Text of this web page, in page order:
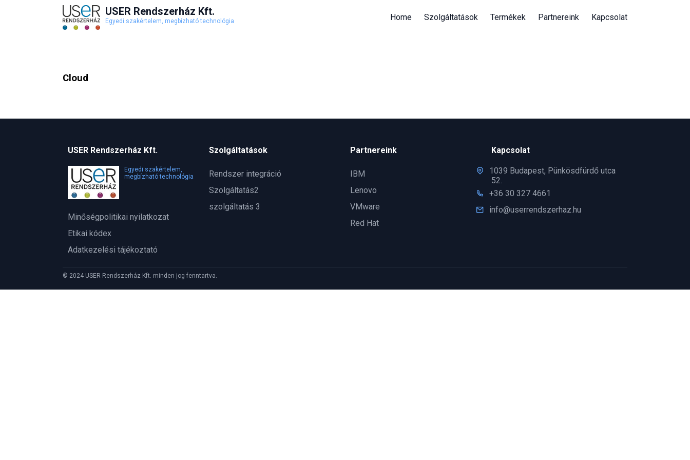
USER Rendszerház Kft.
Egyedi szakértelem, megbízható technológia Home Szolgáltatások Termékek Partnereink Kapcsolat
Cloud
USER Rendszerház Kft.
Egyedi szakértelem,
megbízható technológia
Minőségpolitikai nyilatkozat
Etikai kódex
Adatkezelési tájékoztató
Szolgáltatások
Rendszer integráció
Szolgáltatás2
szolgáltatás 3
Partnereink
IBM
Lenovo
VMware
Red Hat
Kapcsolat
1039 Budapest, Pünkösdfürdő utca
52.
+36 30 327 4661
info@userrendszerhaz.hu
© 2024 USER Rendszerház Kft. minden jog fenntartva.